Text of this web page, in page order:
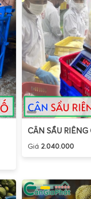
CÂN SẦU
Giá 2.040.000